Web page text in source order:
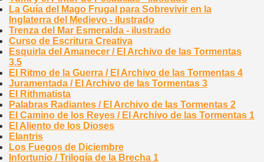
La Guía del Mago Frugal para Sobrevivir en la
Inglaterra del Medievo - ilustrado
Trenza del Mar Esmeralda - ilustrado
Curso de Escritura Creativa
Esquirla del Amanecer / El Archivo de las Tormentas
3.5
El Ritmo de la Guerra / El Archivo de las Tormentas 4
Juramentada / El Archivo de las Tormentas 3
El Rithmatista
Palabras Radiantes / El Archivo de las Tormentas 2
El Camino de los Reyes / El Archivo de las Tormentas 1
El Aliento de los Dioses
Elantris
Los Fuegos de Diciembre
Infortunio / Trilogía de la Brecha 1